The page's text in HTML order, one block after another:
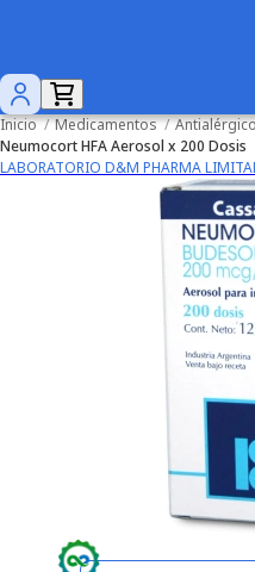
Inicio / Medicamentos /
Neumocort HFA Aerosol x 200 Dosis
LABORATORIO D&M PHARMA